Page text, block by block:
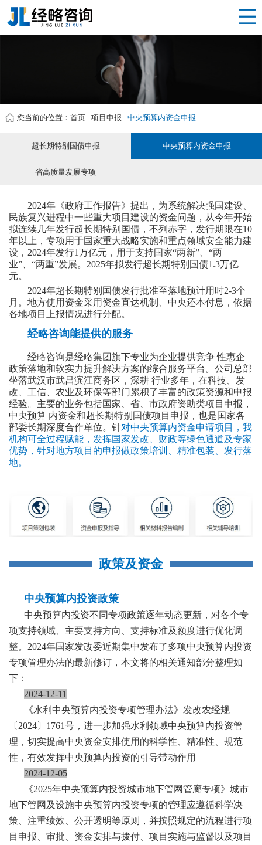
网站首页
雅安 项目申报
您当前的位置： 首页 - 项目申报 - 中央预算内资金申报
超长期特别国债申报 中央预算内资金申报
省高质量发展专项
2024年《政府工作报告》提出，为系统解决强国建设、
民族复兴进程中一些重大项目建设的资金问题，从今年开始
拟连续几年发行超长期特别国债，不列赤字，发行期限在10
年以上，专项用于国家重大战略实施和重点领域安全能力建
设，2024年发行1万亿元，用于支持国家“两新”、“两
业”、“两重”发展。2025年拟发行超长期特别国债1.3万亿
元。
2024年超长期特别国债发行批准至落地预计用时2-3个
月。地方使用资金采用资金直达机制、中央还本付息，依据
各地项目上报情况进行分配。
经略咨询能提供的服务
经略咨询是经略集团旗下专业为企业提供竞争 性惠企
政策落地和软实力提升解决方案的综合服务平台。公司总部
坐落武汉市武昌滨江商务区，深耕 行业多年，在科技、发
改、工信、农业及环保等部门累积了丰富的政策资源和申报
经验。主要的业务包括国家、省、市政府资助类项目申报，
中央预算 内资金和超长期特别国债项目申报，也是国家各
部委长期深度合作单位。针对中央预算内资金申请项目，我
机构可全过程赋能，发挥国家发改、财政等绿色通道及专家
优势，针对地方项目的申报做政策培训、精准包装、发行落
地。
政策及资金
中央预算内投资政策
中央预算内投资不同专项政策逐年动态更新，对各个专
项支持领域、主要支持方向、支持标准及额度进行优化调
整。2024年国家发改委近期集中发布了多项中央预算内投资
专项管理办法的最新修订，本文将的相关通知部分整理如
下：
2024-12-11
《水利中央预算内投资专项管理办法》发改农经规
〔2024〕1761号，进一步加强水利领域中央预算内投资管
理，切实提高中央资金安排使用的科学性、精准性、规范
性，有效发挥中央预算内投资的引导带动作用
2024-12-05
《2025年中央预算内投资城市地下管网管廊专项》城市
地下管网及设施中央预算内投资专项的管理应遵循科学决
策、注重绩效、公开透明等原则，并按照规定的流程进行项
目申报、审批、资金安排与拨付、项目实施与监督以及项目